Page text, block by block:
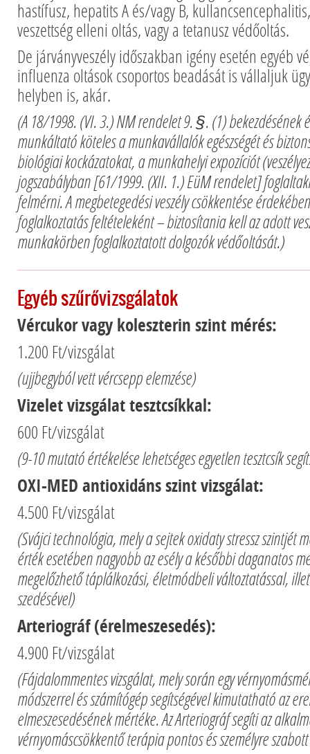
hastífusz, hepatits A és/vagy B,
veszettség elleni oltás, vagy a tetanusz védőoltás.
De járványveszély időszakban igény esetén egyéb
influenza oltások csoportos beadását is vállaljuk
helyben is, akár.
(A 18/1998. (VI. 3.) NM rendelet 9. §. (1) bekezdésének
munkáltató köteles a munkavállalók egészségét és
biológiai kockázatokat, a munkahelyi expozíciót
jogszabályban [61/1999. (XII. 1.) EüM rendelet]
felmérni. A megbetegedési veszély csökkentése
foglalkoztatás feltételeként – biztosítania kell az adott
munkakörben foglalkoztatott dolgozók védőoltását.)
Egyéb szűrővizsgálatok
Vércukor vagy koleszterin szint mérés:
1.200 Ft/vizsgálat
(ujjbegyból vett vércsepp elemzése)
Vizelet vizsgálat tesztcsíkkal:
600 Ft/vizsgálat
(9-10 mutató értékelése lehetséges egyetlen tesztcsík
OXI-MED antioxidáns szint vizsgálat:
4.500 Ft/vizsgálat
(Svájci technológia, mely a sejtek oxidaty stressz szintjét
érték esetében nagyobb az esély a későbbi daganatos
megelőzhető táplálkozási, életmódbeli változtatással,
szedésével)
Arteriográf (érelmeszesedés):
4.900 Ft/vizsgálat
(Fájdalommentes vizsgálat, mely során egy
módszerrel és számítógép segítségével kimutatható az
elmeszesedésének mértéke. Az Arteriográf segíti az
vérnyomáscsökkentő terápia pontos és személyre